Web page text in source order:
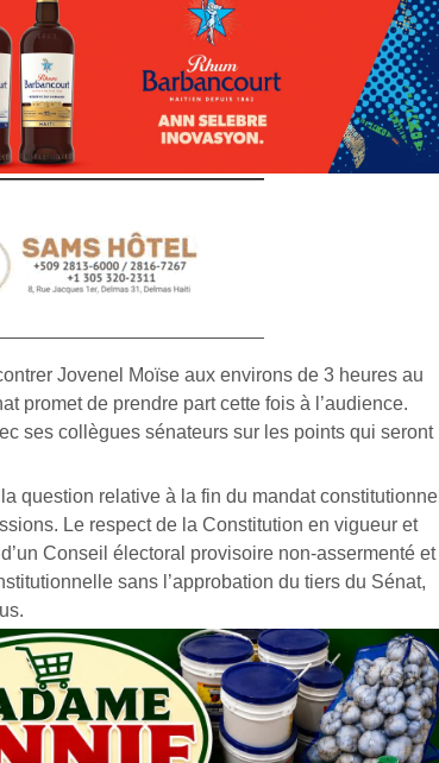
Jovenel Moïse aux environs de 3 heures au
promet de prendre part cette fois à l’audience.
ses collègues sénateurs sur les points qui seront
question relative à la fin du mandat constitutionnel
Le respect de la Constitution en vigueur et
Conseil électoral provisoire non-assermenté et
sans l’approbation du tiers du Sénat,